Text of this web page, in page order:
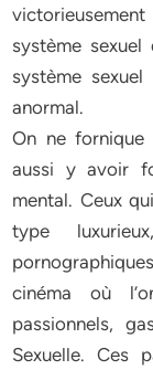
système sexuel
système
anormal.
On ne fornique
aussi y avoir
mental. Ceux
type
cinéma où
passionnels,
Sexuelle. Ces